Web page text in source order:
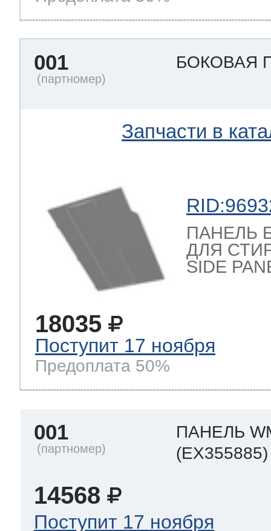
001 БОКОВАЯ
Запчасти в
ПАНЕЛЬ
ДЛЯ
SIDE
18035
Поступит 17 ноября
Предоплата 50%
001
ПАНЕЛЬ
(EX355885)
14568
Поступит 17 ноября